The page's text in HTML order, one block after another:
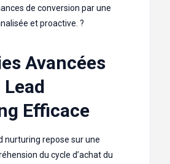
de conversion par une
et proactive. ?
Avancées
Efficace
nurturing repose sur une
du cycle d’achat du